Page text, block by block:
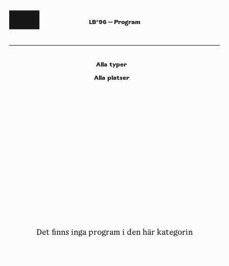
LB°96 — Program
Alla typer
Alla platser
Det finns inga program i den här kategorin